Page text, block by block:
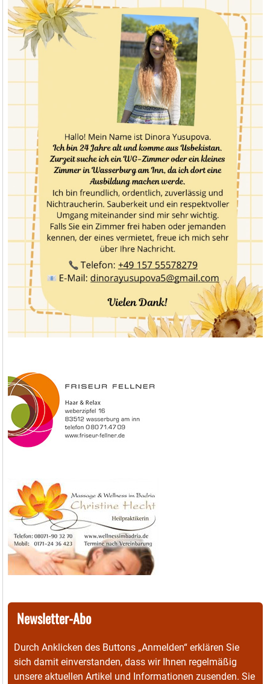
Newsletter-Abo
Durch Anklicken des Buttons „Anmelden“ erklären Sie
sich damit einverstanden, dass wir Ihnen regelmäßig
unsere aktuellen Artikel und Informationen zusenden. Sie